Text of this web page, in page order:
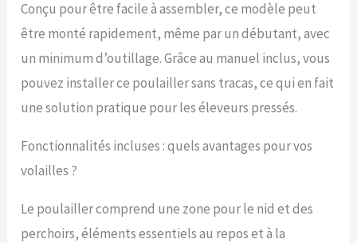
convient non seulement
pour l'élevage des
poules, mais aussi
comme abri pour animaux
de compagnie, abri de
stockage ou abri de
jardin pour répondre à
mieux utiliser l'espace
Conçu pour être facile à assembler, ce modèle peut
être monté rapidement, même par un débutant, avec
un minimum d’outillage. Grâce au manuel inclus, vous
pouvez installer ce poulailler sans tracas, ce qui en fait
une solution pratique pour les éleveurs pressés.
Fonctionnalités incluses : quels avantages pour vos
volailles ?
Le poulailler comprend une zone pour le nid et des
perchoirs, éléments essentiels au repos et à la